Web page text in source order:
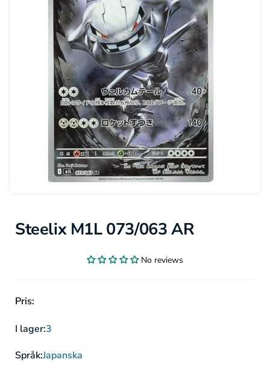
Steelix M1L 073/063 AR
No reviews
Pris:
I lager:3
Språk:Japanska